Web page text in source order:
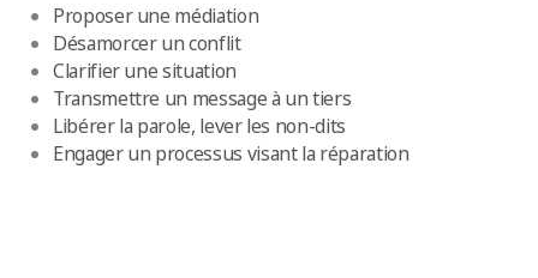
Proposer une médiation
Désamorcer un conflit
Clarifier une situation
Transmettre un message à un tiers
Libérer la parole, lever les non-dits
Engager un processus visant la réparation